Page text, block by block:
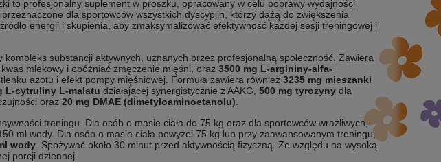
to profesjonalny suplement w proszku, opracowany w celu poprawy wydajności
dla sportowców wszystkich dyscyplin, którzy dążą do zwiększenia
energii i skupienia, aby zmaksymalizować efektywność każdej sesji treningowej i
substancji aktywnych, uznanych przez profesjonalną społeczność. Zawiera
mlekowy i opóźniać zmęczenie mięśni, oraz 3500 mg L-argininy-alfa-
azotu i efekt pompy mięśniowej. Formuła zawiera również 3235 mg mieszanki
L-cytruliny L-malatu działającej synergistycznie z AAKG, 500 mg tyrozyny dla
oraz 20 mg DMAE (dimetyloaminoetanolu)
treningu. Dla osób o masie ciała do 75 kg oraz dla sportowców wrażliwych,
ml wody. Dla osób o masie ciała powyżej 75 kg lub przy zaawansowanym treningu,
wody . Spożywać około 30 minut przed aktywnością fizyczną. Ze względu na wysoką
porcji dziennej.